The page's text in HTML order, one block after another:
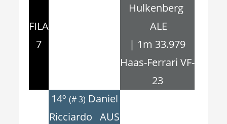
FILA
7
Hulkenberg
ALE
| 1m 33.979
Haas-Ferrari VF-
23
14º (# 3) Daniel
Ricciardo AUS